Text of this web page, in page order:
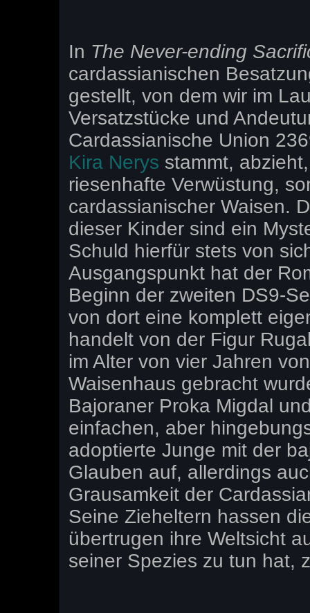
In The Never-ending
cardassianischen
gestellt, von dem wir im
Versatzstücke und
Cardassianische Union
Kira Nerys stammt,
riesenhafte Verwüstung,
cardassianischer Waisen.
dieser Kinder sind ein
Schuld hierfür stets von
Ausgangspunkt hat der
Beginn der zweiten DS9-
von dort eine komplett
handelt von der Figur
im Alter von vier Jahren
Waisenhaus gebracht
Bajoraner Proka Migdal
einfachen, aber
adoptierte Junge mit der
Glauben auf, allerdings
Grausamkeit der
Seine Zieheltern hassen
übertrugen ihre Weltsicht
seiner Spezies zu tun hat,